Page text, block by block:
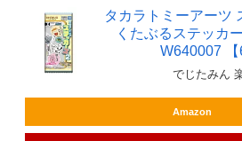
タカラトミーアーツ
くたぶるステッカ
W640007 【
でじたみん
Amazon